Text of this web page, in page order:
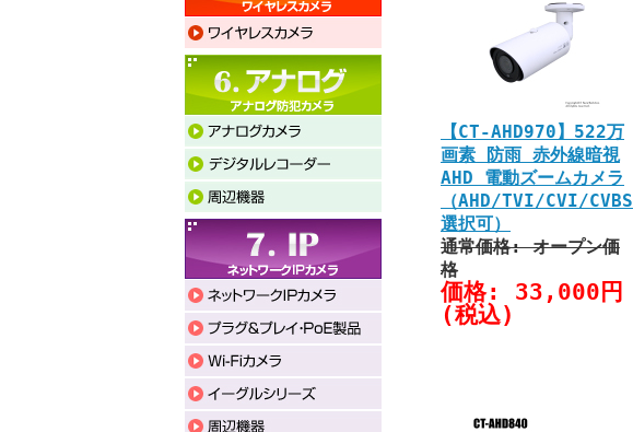
【CT-AHD970】522万
画素 防雨 赤外線暗視
AHD 電動ズームカメラ
（AHD/TVI/CVI/CVBS
選択可）
通常価格: オープン価
格
価格: 33,000円
(税込)